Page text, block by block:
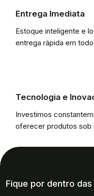
Entrega Imediata
Estoque inteligente e
entrega rápida em
Tecnologia e
Investimos
oferecer produtos sob
Fique por dentro